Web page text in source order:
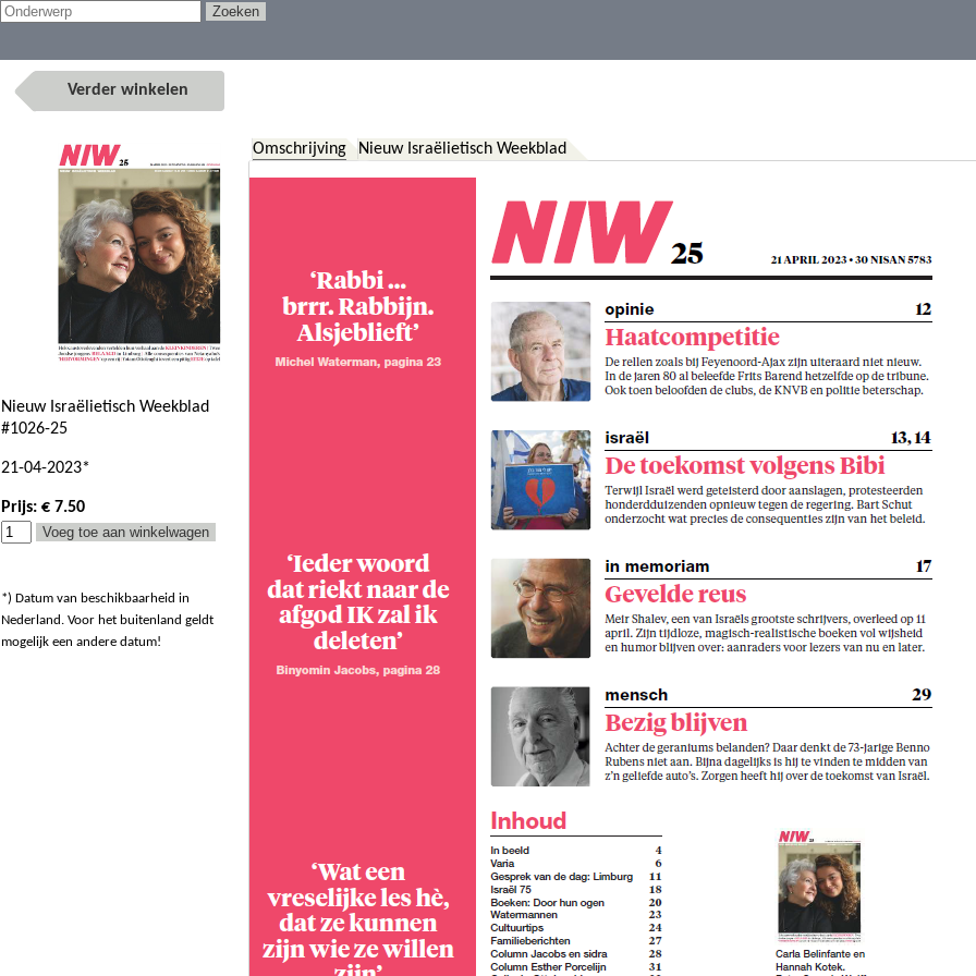
Verder winkelen
Omschrijving Nieuw Israëlietisch Weekblad
Nieuw Israëlietisch Weekblad
#1026-25
21-04-2023*
Prijs: € 7.50
*) Datum van beschikbaarheid in
Nederland. Voor het buitenland geldt
mogelijk een andere datum!